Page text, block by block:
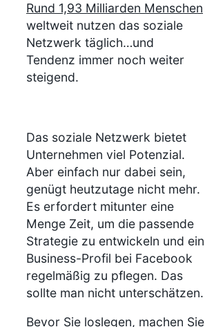
Rund 1,93 Milliarden Menschen
weltweit nutzen das soziale
Netzwerk täglich…und
Tendenz immer noch weiter
steigend.
Das soziale Netzwerk bietet
Unternehmen viel Potenzial.
Aber einfach nur dabei sein,
genügt heutzutage nicht mehr.
Es erfordert mitunter eine
Menge Zeit, um die passende
Strategie zu entwickeln und ein
Business-Profil bei Facebook
regelmäßig zu pflegen. Das
sollte man nicht unterschätzen.
Bevor Sie loslegen, machen Sie